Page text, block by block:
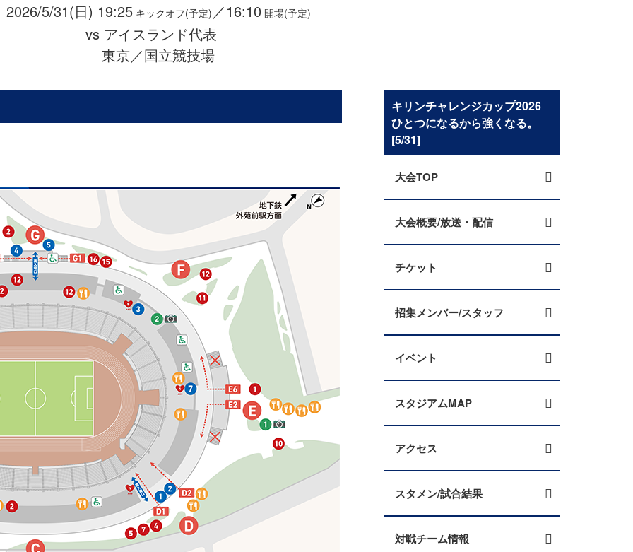
2026/5/31(日) 19:25キックオフ(予定) ／16:10 開場(予定)
vs アイスランド代表
東京／国立競技場
キリンチャレンジカップ2026
ひとつになるから強くなる。
[5/31]
大会TOP
大会概要/放送・配信
チケット
招集メンバー/スタッフ
イベント
スタジアムMAP
アクセス
スタメン/試合結果
対戦チーム情報